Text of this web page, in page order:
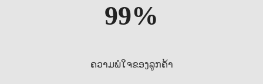
99%
ຄວາມພໍໃຈຂອງລູກຄ້າ